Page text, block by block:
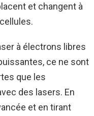
et changent à
à électrons libres
ce ne sont
que les
des lasers. En
et en tirant